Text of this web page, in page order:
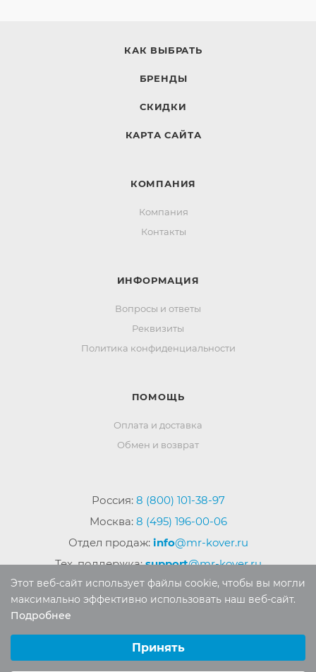
КАК ВЫБРАТЬ
БРЕНДЫ
СКИДКИ
КАРТА САЙТА
КОМПАНИЯ
Компания
Контакты
ИНФОРМАЦИЯ
Вопросы и ответы
Реквизиты
Политика конфиденциальности
ПОМОЩЬ
Оплата и доставка
Обмен и возврат
Россия: 8 (800) 101-38-97
Москва: 8 (495) 196-00-06
Отдел продаж: info@mr-kover.ru
Тех. поддержка:support@mr-kover.ru
Авторские права защищены. Воспроизведение
материалов сайта без письменного разрешения
Этот веб-сайт использует файлы cookie, чтобы вы могли
максимально эффективно использовать наш веб-сайт.
Подробнее
Аналитические/Функциональные
Принять